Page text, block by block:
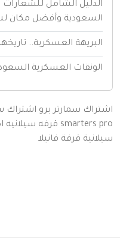
الشامل للشعارات
وأفضل مكان
العسكرية.. تاريخها
العسكرية السعودية..
سمارتر برو اشتراك
smarters قرفه سيلانيه اصليه
قرفة فانيلا